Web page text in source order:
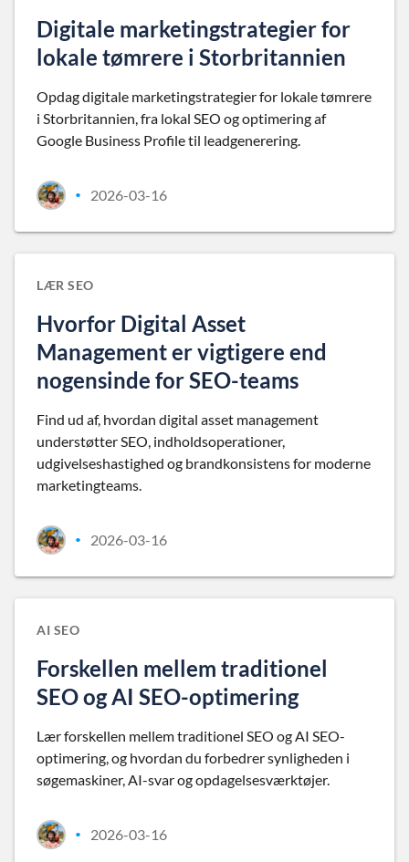
Digitale marketingstrategier for
lokale tømrere i Storbritannien
Opdag digitale marketingstrategier for lokale tømrere
i Storbritannien, fra lokal SEO og optimering af
Google Business Profile til leadgenerering.
• 2026-03-16
LÆR SEO
Hvorfor Digital Asset
Management er vigtigere end
nogensinde for SEO-teams
Find ud af, hvordan digital asset management
understøtter SEO, indholdsoperationer,
udgivelseshastighed og brandkonsistens for moderne
marketingteams.
• 2026-03-16
AI SEO
Forskellen mellem traditionel
SEO og AI SEO-optimering
Lær forskellen mellem traditionel SEO og AI SEO-
optimering, og hvordan du forbedrer synligheden i
søgemaskiner, AI-svar og opdagelsesværktøjer.
• 2026-03-16